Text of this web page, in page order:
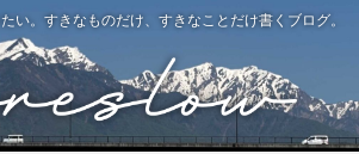
い。すきなものだけ、すきなことだけ書くブログ。